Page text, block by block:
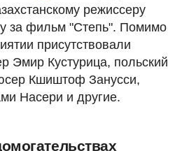
режиссеру
за фильм "Степь". Помимо
присутствовали
Эмир Кустурица, польский
Кшиштоф Занусси,
Насери и другие.